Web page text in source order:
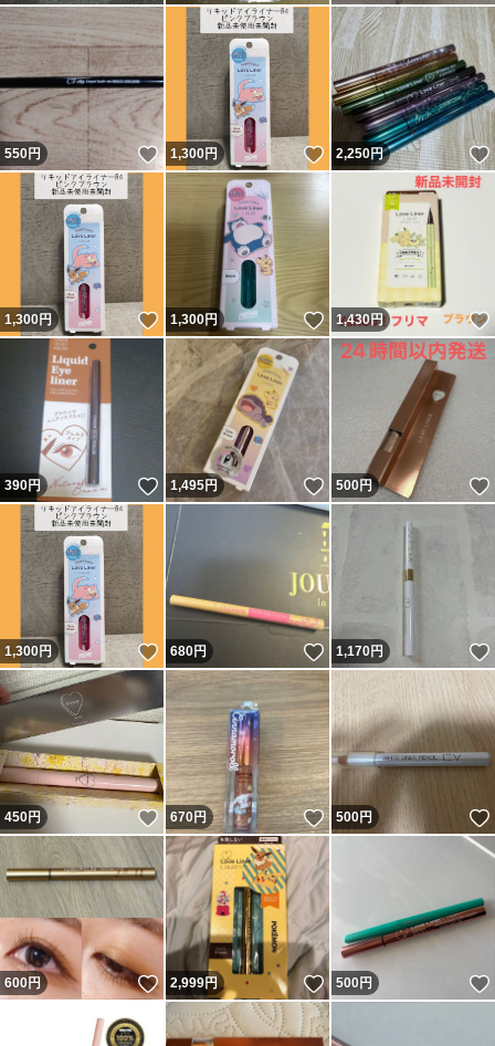
550円 いいね！
1,300円 いいね！
2,250円
1,300円 いいね！
1,300円 いいね！
1,430円
390円 いいね！
1,495円 いいね！
500円
1,300円 いいね！
680円 いいね！
1,170円
450円 いいね！
670円 いいね！
500円
600円 いいね！
2,999円 いいね！
500円